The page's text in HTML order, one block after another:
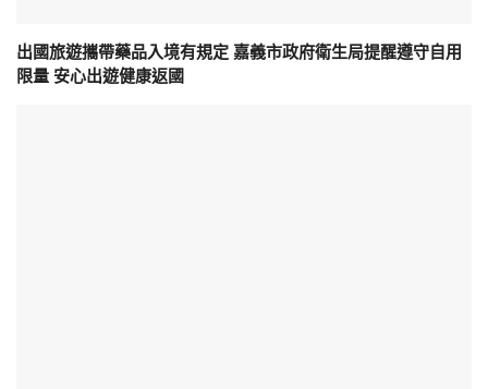
出國旅遊攜帶藥品入境有規定 嘉義市政府衛生局提醒遵守自用
限量 安心出遊健康返國